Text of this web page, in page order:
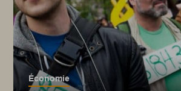
Économie